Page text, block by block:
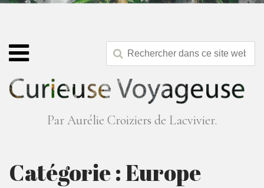
Par Aurélie Croiziers de Lacvivier.
Catégorie :Europe